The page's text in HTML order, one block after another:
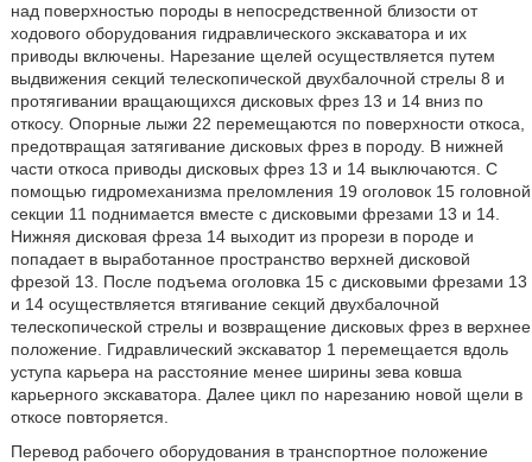
над поверхностью породы в непосредственной близости от
ходового оборудования гидравлического экскаватора и их
приводы включены. Нарезание щелей осуществляется путем
выдвижения секций телескопической двухбалочной стрелы 8 и
протягивании вращающихся дисковых фрез 13 и 14 вниз по
откосу. Опорные лыжи 22 перемещаются по поверхности откоса,
предотвращая затягивание дисковых фрез в породу. В нижней
части откоса приводы дисковых фрез 13 и 14 выключаются. С
помощью гидромеханизма преломления 19 оголовок 15 головной
секции 11 поднимается вместе с дисковыми фрезами 13 и 14.
Нижняя дисковая фреза 14 выходит из прорези в породе и
попадает в выработанное пространство верхней дисковой
фрезой 13. После подъема оголовка 15 с дисковыми фрезами 13
и 14 осуществляется втягивание секций двухбалочной
телескопической стрелы и возвращение дисковых фрез в верхнее
положение. Гидравлический экскаватор 1 перемещается вдоль
уступа карьера на расстояние менее ширины зева ковша
карьерного экскаватора. Далее цикл по нарезанию новой щели в
откосе повторяется.
Перевод рабочего оборудования в транспортное положение